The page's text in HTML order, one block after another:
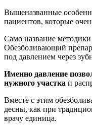
Вышеназванные
пациентов, которые
Само название
Обезболивающий
под давлением через
Именно давление
нужного участка и
Вместе с этим
десны, как при
врачу единица.